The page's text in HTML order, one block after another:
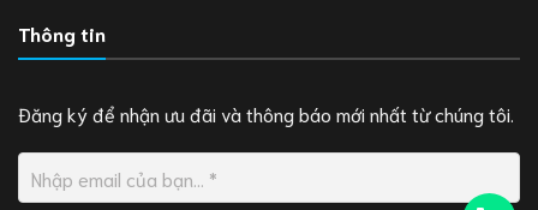
Thông tin
Đăng ký để nhận ưu đãi và thông báo mới nhất từ chúng tôi.